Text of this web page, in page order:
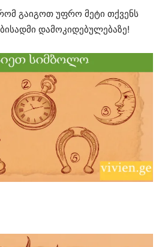
გაიგოთ უფრო მეტი თქვენს
დამოკიდებულებაზე!